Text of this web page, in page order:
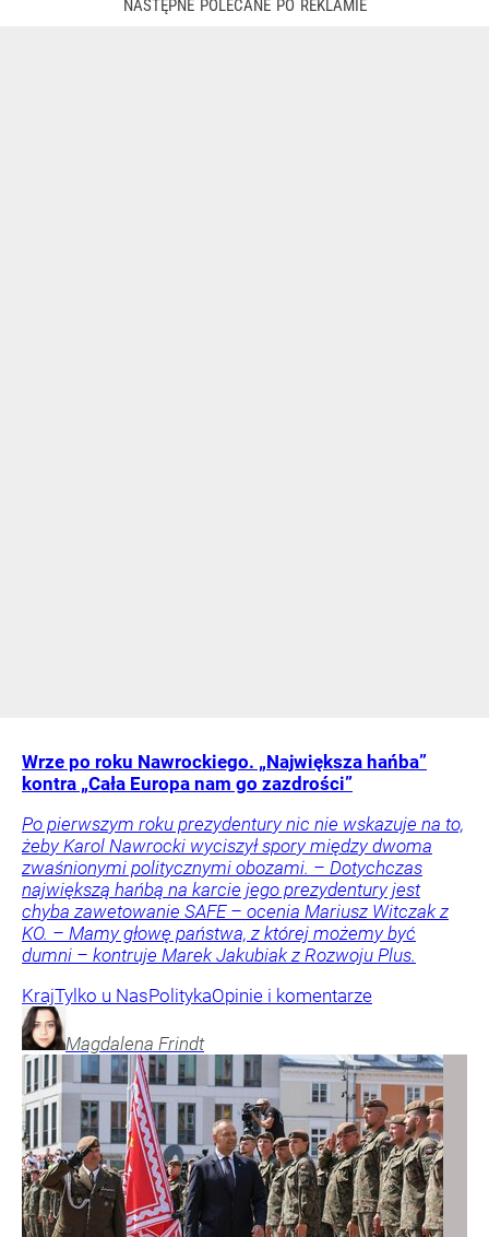
Wrze po roku Nawrockiego. „Największa hańba”
kontra „Cała Europa nam go zazdrości”
Po pierwszym roku prezydentury nic nie wskazuje na to,
żeby Karol Nawrocki wyciszył spory między dwoma
zwaśnionymi politycznymi obozami. – Dotychczas
największą hańbą na karcie jego prezydentury jest
chyba zawetowanie SAFE – ocenia Mariusz Witczak z
KO. – Mamy głowę państwa, z której możemy być
dumni – kontruje Marek Jakubiak z Rozwoju Plus.
KrajTylko u NasPolitykaOpinie i komentarze
Magdalena Frindt